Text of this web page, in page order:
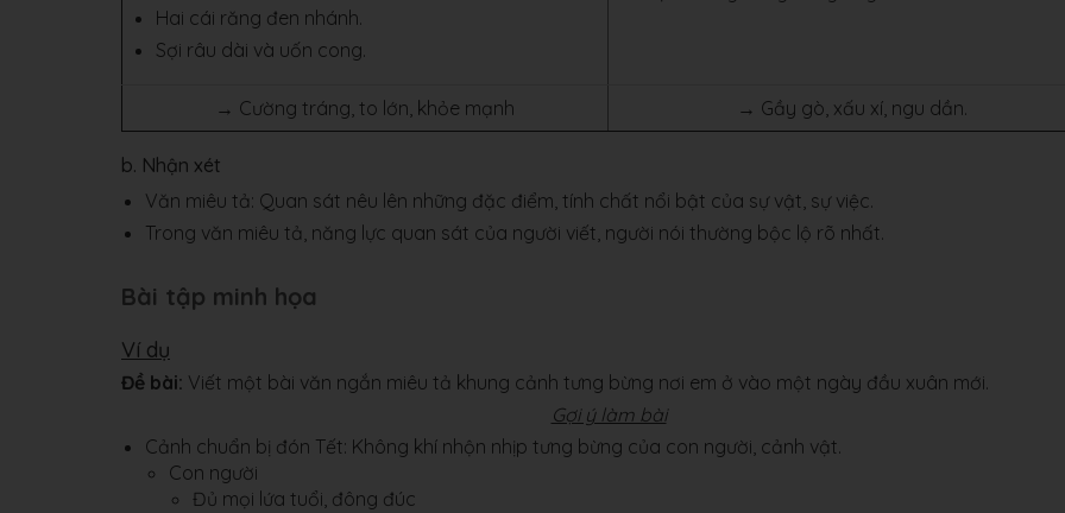
Hai cái răng đen nhánh.
Sợi râu dài và uốn cong.
→ Cường tráng, to lớn, khỏe mạnh → Gầy gò, xấu xí, ngu dần.
b. Nhận xét
Văn miêu tả: Quan sát nêu lên những đặc điểm, tính chất nổi bật của sự vật, sự việc.
Trong văn miêu tả, năng lực quan sát của người viết, người nói thường bộc lộ rõ nhất.
Bài tập minh họa
Ví dụ
Đề bài: Viết một bài văn ngắn miêu tả khung cảnh tưng bừng nơi em ở vào một ngày đầu xuân mới.
Gợi ý làm bài
Cảnh chuẩn bị đón Tết: Không khí nhộn nhịp tưng bừng của con người, cảnh vật.
Con người
Đủ mọi lứa tuổi, đông đúc